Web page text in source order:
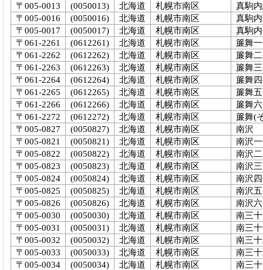
〒005-0013
(0050013) 北海道 札幌市南区
真駒
〒005-0016
(0050016) 北海道 札幌市南区
真駒
〒005-0017
(0050017) 北海道 札幌市南区
真駒
〒061-2261
(0612261) 北海道 札幌市南区
簾舞
〒061-2262
(0612262) 北海道 札幌市南区
簾舞
〒061-2263
(0612263) 北海道 札幌市南区
簾舞
〒061-2264
(0612264) 北海道 札幌市南区
簾舞
〒061-2265
(0612265) 北海道 札幌市南区
簾舞
〒061-2266
(0612266) 北海道 札幌市南区
簾舞
〒061-2272
(0612272) 北海道 札幌市南区
簾舞(
〒005-0827
(0050827) 北海道 札幌市南区
南沢
〒005-0821
(0050821) 北海道 札幌市南区
南沢
〒005-0822
(0050822) 北海道 札幌市南区
南沢
〒005-0823
(0050823) 北海道 札幌市南区
南沢
〒005-0824
(0050824) 北海道 札幌市南区
南沢
〒005-0825
(0050825) 北海道 札幌市南区
南沢
〒005-0826
(0050826) 北海道 札幌市南区
南沢
〒005-0030
(0050030) 北海道 札幌市南区
南三
〒005-0031
(0050031) 北海道 札幌市南区
南三
〒005-0032
(0050032) 北海道 札幌市南区
南三
〒005-0033
(0050033) 北海道 札幌市南区
南三
〒005-0034
(0050034) 北海道 札幌市南区
南三